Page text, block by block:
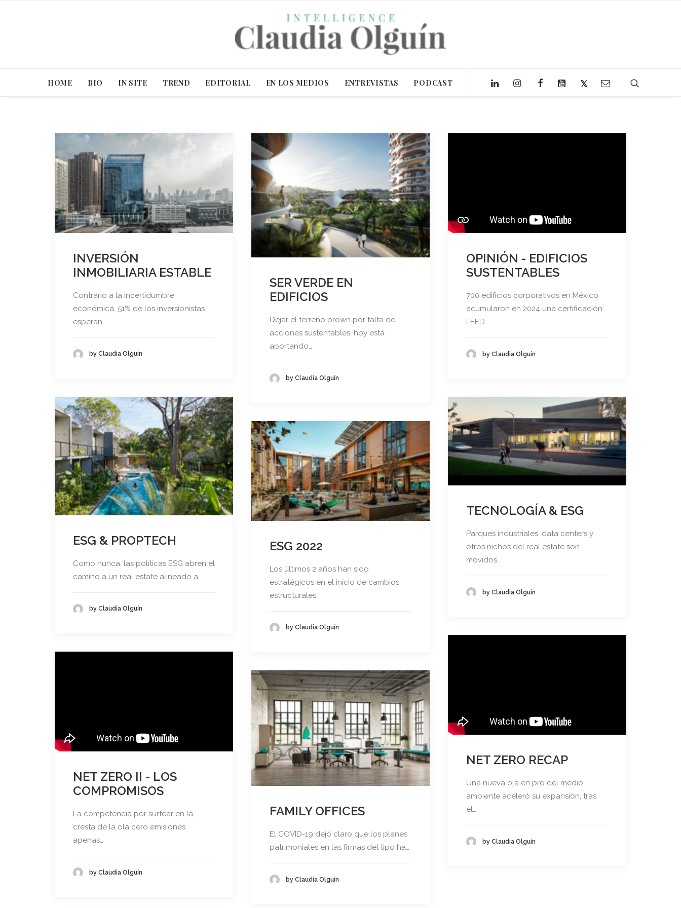
HOME BIO IN SITE TREND EDITORIAL EN LOS MEDIOS ENTREVISTAS PODCAST
INVERSIÓN
INMOBILIARIA ESTABLE
Contrario a la incertidumbre
económica, 51% de los inversionistas
esperan…
by Claudia Olguín
SER VERDE EN
EDIFICIOS
Dejar el terreno brown por falta de
acciones sustentables, hoy está
aportando…
by Claudia Olguín
OPINIÓN - EDIFICIOS
SUSTENTABLES
700 edificios corporativos en México
acumularon en 2024 una certificación
LEED…
by Claudia Olguín
ESG & PROPTECH
Como nunca, las políticas ESG abren el
camino a un real estate alineado a…
by Claudia Olguín
TECNOLOGÍA & ESG
Parques industriales, data centers y
otros nichos del real estate son
movidos…
by Claudia Olguín
ESG 2022
Los últimos 2 años han sido
estratégicos en el inicio de cambios
estructurales…
by Claudia Olguín
NET ZERO RECAP
Una nueva ola en pro del medio
ambiente aceleró su expansión, tras
el…
by Claudia Olguín
NET ZERO II - LOS
COMPROMISOS
La competencia por surfear en la
cresta de la ola cero emisiones
apenas…
by Claudia Olguín
FAMILY OFFICES
El COVID-19 dejó claro que los planes
patrimoniales en las firmas del tipo ha…
by Claudia Olguín